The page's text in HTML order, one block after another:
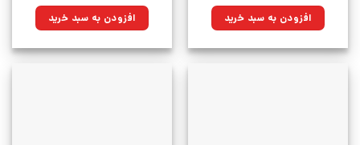
۱۶۰,۰۰۰تومان
بود.
۱۱۴,۴۰۰تومان.افزودن به سبد خرید ۱۶۰,۰۰۰تومان
بود.
۱۱۴,۴۰۰تومان.افزودن به سبد خرید